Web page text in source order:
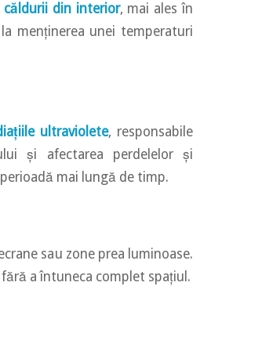
căldurii din interior, mai ales în
menținerea unei temperaturi
ultraviolete, responsabile
și afectarea perdelelor și
mai lungă de timp.
sau zone prea luminoase.
fără a întuneca complet spațiul.